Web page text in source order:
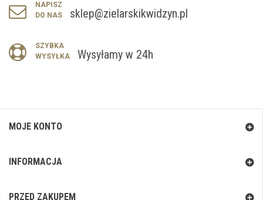
NAPISZ
DO NAS
sklep@zielarskikwidzyn.pl
SZYBKA
WYSYŁKA
Wysyłamy w 24h
MOJE KONTO
INFORMACJA
PRZED ZAKUPEM